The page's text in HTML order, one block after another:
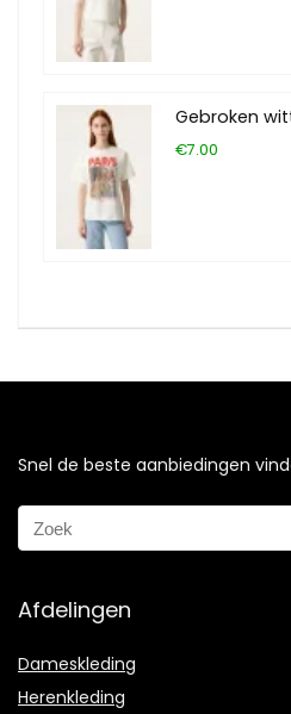
Gebroken
€7.00
Snel de beste aanbiedingen
Afdelingen
Dameskleding
Herenkleding